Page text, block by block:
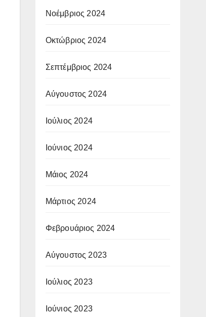
Νοέμβριος 2024
Οκτώβριος 2024
Σεπτέμβριος 2024
Αύγουστος 2024
Ιούλιος 2024
Ιούνιος 2024
Μάιος 2024
Μάρτιος 2024
Φεβρουάριος 2024
Αύγουστος 2023
Ιούλιος 2023
Ιούνιος 2023